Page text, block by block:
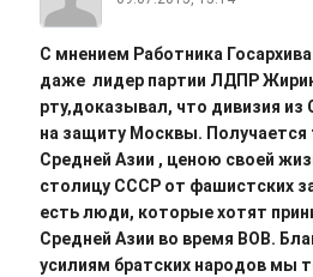
С мнением Работника
даже лидер партии ЛДПР
рту,доказывал, что дивизия из
на защиту Москвы. Получается
Средней Азии , ценою своей
столицу СССР от фашистских
есть люди, которые хотят
Средней Азии во время ВОВ.
усилиям братских народов мы